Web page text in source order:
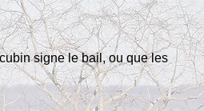
signe le bail, ou que les